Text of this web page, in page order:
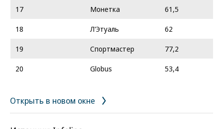
17
Монетка
61,5
18
Л'Этуаль
62
19
Спортмастер
77,2
20
Globus 53,4
Открыть в новом окне